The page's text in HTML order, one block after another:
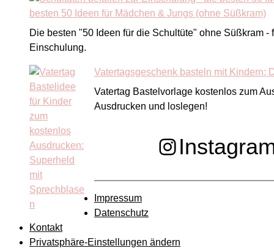
besten 50 Ideen für Mädchen & Jungs (ohne Süßkram)
Die besten "50 Ideen für die Schultüte" ohne Süßkram
Einschulung.
Vatertagsgeschenk basteln mit Kindern:
Vatertag Bastelvorlage kostenlos zum
Ausdrucken und loslegen!
Impressum
Datenschutz
Kontakt
Privatsphäre-Einstellungen ändern